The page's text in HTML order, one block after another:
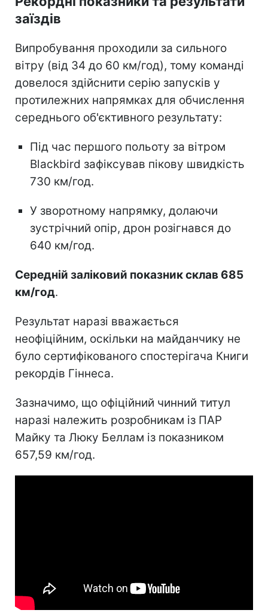
заїздів
Випробування проходили за сильного
вітру (від 34 до 60 км/год), тому команді
довелося здійснити серію запусків у
протилежних напрямках для обчислення
середнього об'єктивного результату:
Під час першого польоту за вітром
Blackbird зафіксував пікову швидкість
730 км/год.
У зворотному напрямку, долаючи
зустрічний опір, дрон розігнався до
640 км/год.
Середній заліковий показник склав 685
км/год.
Результат наразі вважається
неофіційним, оскільки на майданчику не
було сертифікованого спостерігача Книги
рекордів Гіннеса.
Зазначимо, що офіційний чинний титул
наразі належить розробникам із ПАР
Майку та Люку Беллам із показником
657,59 км/год.